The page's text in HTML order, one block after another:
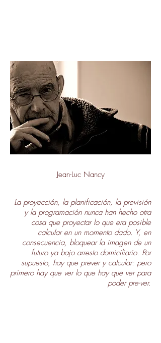
Jean-Luc Nancy
La proyección, la planificación, la previsión
y la programación nunca han hecho otra
cosa que proyectar lo que era posible
calcular en un momento dado. Y, en
consecuencia, bloquear la imagen de un
futuro ya bajo arresto domiciliario. Por
supuesto, hay que prever y calcular: pero
primero hay que ver lo que hay que ver para
poder pre-ver.